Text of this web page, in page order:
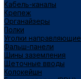
Кабель-каналы
Крепеж
Органайзеры
Полки
Уголки направляющие
Фальш-панели
Шины заземления
Щеточные вводы
Колокейшн